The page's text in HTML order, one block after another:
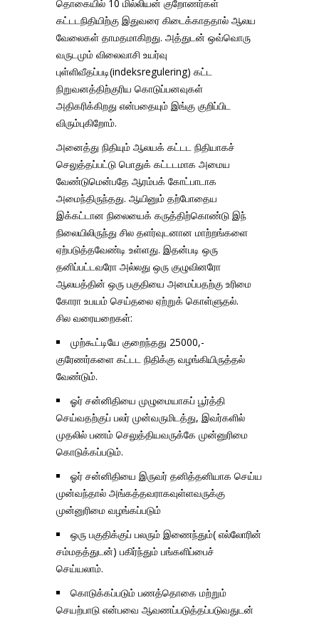
தொகையில் 10 மில்லியன் குறோணர்கள்
கட்டடநிதியிற்கு இதுவரை கிடைக்காததால் ஆலய
வேலைகள் தாமதமாகிறது. அத்துடன் ஒவ்வொரு
வருடமும் விலைவாசி உயர்வு
புள்ளிவீதப்படி(indeksregulering) கட்ட
நிறுவனத்திற்குரிய கொடுப்பனவுகள்
அதிகரிக்கிறது என்பதையும் இங்கு குறிப்பிட
விரும்புகிறோம்.
அனைத்து நிதியும் ஆலயக் கட்டட நிதியாகச்
செலுத்தப்பட்டு பொதுக் கட்டடமாக அமைய
வேண்டுமென்பதே ஆரம்பக் கோட்பாடாக
அமைந்திருந்தது. ஆயினும் தற்போதைய
இக்கட்டான நிலையைக் கருத்திற்கொண்டு இந்
நிலையிலிருந்து சில தளர்வுடனான மாற்றங்களை
ஏற்படுத்தவேண்டி உள்ளது. இதன்படி ஒரு
தனிப்பட்டவரோ அல்லது ஒரு குழுவினரோ
ஆலயத்தின் ஒரு பகுதியை அமைப்பதற்கு உரிமை
கோரா உபயம் செய்தலை ஏற்றுக் கொள்ளுதல்.
சில வரையறைகள்:
முற்கூட்டியே குறைந்தது 25000,-
குரேணர்களை கட்டட நிதிக்கு வழங்கியிருத்தல்
வேண்டும்.
ஓர் சன்னிதியை முழுமையாகப் பூர்த்தி
செய்வதற்குப் பலர் முன்வருமிடத்து, இவர்களில்
முதலில் பணம் செலுத்தியவருக்கே முன்னுரிமை
கொடுக்கப்படும்.
ஓர் சன்னிதியை இருவர் தனித்தனியாக செய்ய
முன்வந்தால் அங்கத்தவராகவுள்ளவருக்கு
முன்னுரிமை வழங்கப்படும்
ஒரு பகுதிக்குப் பலரும் இணைந்தும்( எல்லோரின்
சம்மதத்துடன்) பகிர்ந்தும் பங்களிப்பைச்
செய்யலாம்.
கொடுக்கப்படும் பணத்தொகை மற்றும்
செயற்பாடு என்பவை ஆவணப்படுத்தப்படுவதுடன்